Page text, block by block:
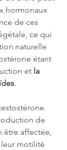
hormonaux
de ces
ce qui
naturelle
étant
et la
.
de
être affectée,
motilité